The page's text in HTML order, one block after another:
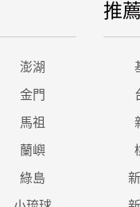
澎湖
金門
馬祖
蘭嶼
綠島
推